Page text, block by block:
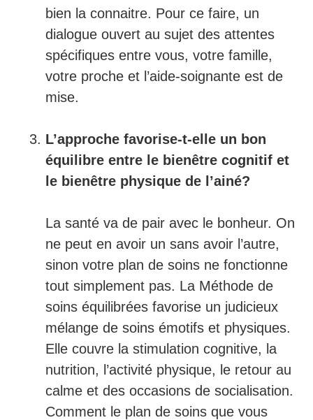
bien la connaitre. Pour ce faire, un
dialogue ouvert au sujet des attentes
spécifiques entre vous, votre famille,
votre proche et l’aide-soignante est de
mise.
L’approche favorise-t-elle un bon
équilibre entre le bienêtre cognitif et
le bienêtre physique de l’ainé?
La santé va de pair avec le bonheur. On
ne peut en avoir un sans avoir l’autre,
sinon votre plan de soins ne fonctionne
tout simplement pas. La Méthode de
soins équilibrées favorise un judicieux
mélange de soins émotifs et physiques.
Elle couvre la stimulation cognitive, la
nutrition, l’activité physique, le retour au
calme et des occasions de socialisation.
Comment le plan de soins que vous